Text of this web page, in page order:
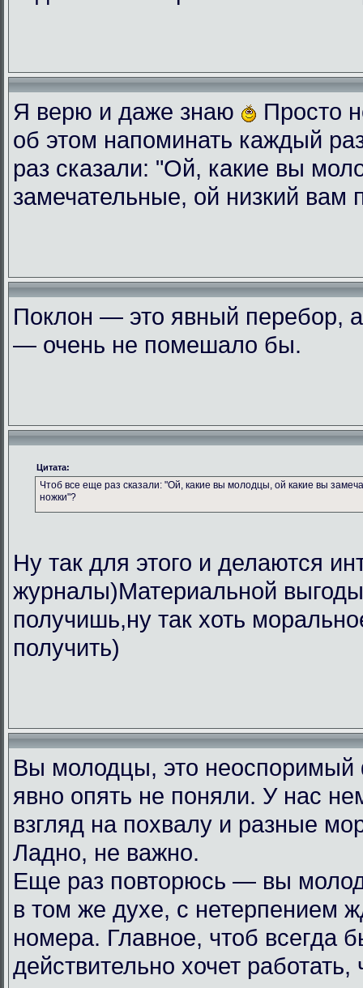
Я верю и даже знаю
Просто
об этом напоминать каждый
раз сказали: "Ой, какие вы
замечательные, ой низкий вам
Поклон — это явный перебор,
— очень не помешало бы.
Цитата:
Чтоб все еще раз сказали: "Ой, какие вы молодцы, ой какие вы
ножки"?
Ну так для этого и делаются
журналы)Материальной
получишь,ну так хоть
получить)
Вы молодцы, это
явно опять не поняли. У нас
взгляд на похвалу и разные
Ладно, не важно.
Еще раз повторюсь — вы
в том же духе, с нетерпением
номера. Главное, чтоб всегда
действительно хочет работать,